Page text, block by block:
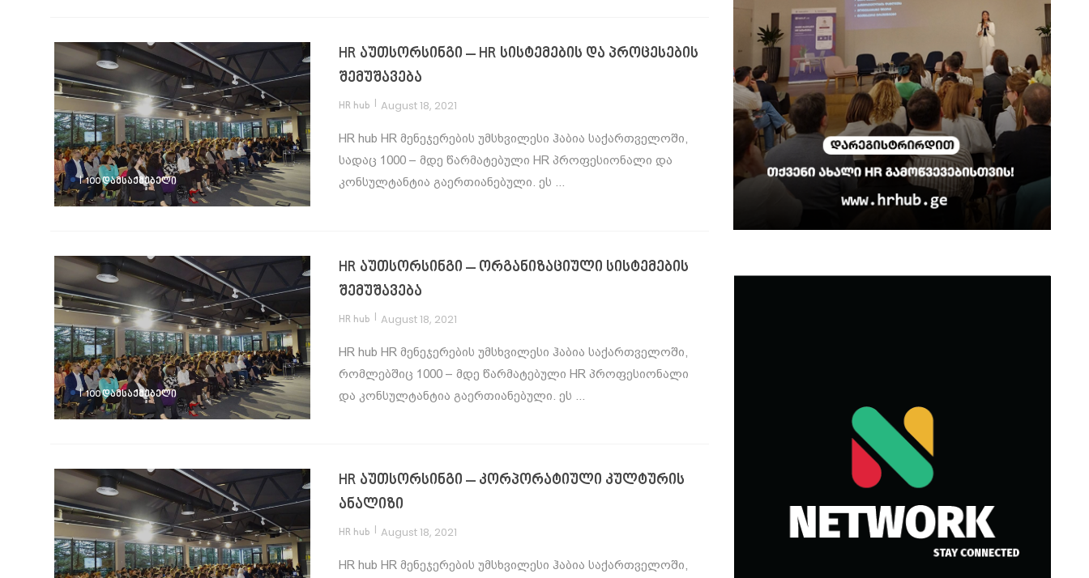
| 100 ᲓᲐᲛᲡᲐᲥᲛᲔᲑᲔᲚᲘ
HR აუთსორსინგი – HR სისტემების და პროცესების
შემუშავება
HR hub | August 18, 2021
HR hub HR მენეჯერების უმსხვილესი ჰაბია საქართველოში,
სადაც 1000 – მდე წარმატებული HR პროფესიონალი და
კონსულტანტია გაერთიანებული. ეს ...
| 100 ᲓᲐᲛᲡᲐᲥᲛᲔᲑᲔᲚᲘ
HR აუთსორსინგი – ორგანიზაციული სისტემების
შემუშავება
HR hub | August 18, 2021
HR hub HR მენეჯერების უმსხვილესი ჰაბია საქართველოში,
რომლებშიც 1000 – მდე წარმატებული HR პროფესიონალი
და კონსულტანტია გაერთიანებული. ეს ...
HR აუთსორსინგი – კორპორატიული კულტურის
ანალიზი
HR hub | August 18, 2021
HR hub HR მენეჯერების უმსხვილესი ჰაბია საქართველოში,